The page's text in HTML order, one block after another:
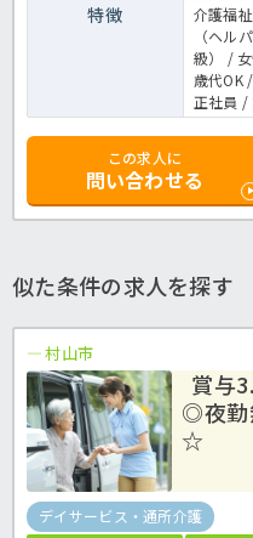
特徴
介護福
（ヘル
級） /
歳代OK
正社員 /
この求人に
問い合わせる
似た条件の求人を探す
村山市
賞与
◎夜勤
☆
デイサービス・通所介護